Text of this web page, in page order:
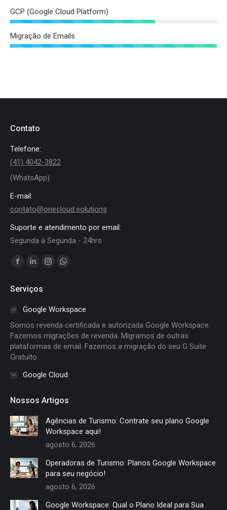
GCP (Google Cloud Platform)
Migração de Emails
Contato
Telefone:
(41) 4042-3822
(WhatsApp)
E-mail:
contato@onecloud.solutions
Suporte e atendimento por email:
Segunda à Segunda - 24hrs
Encontre-nos em:
Facebook
opens
window
Linkedin
opens
in
window
Instagram
in
window
Whatsapp
in
window
Serviços
Google Workspace
Somos revenda certificada e autorizada Google Workspace.
Fazemos migrações de revenda. Migramos de outras
plataformas de email. Fazemos a migração do seu G Suite
Gratuito.
Google Cloud
Nossos Artigos
Agências de Turismo: Contrate seu plano Google
Workspace aqui!
agosto 6, 2026
Operadoras de Turismo: Planos Google Workspace
para seu negócio!
agosto 6, 2026
Google Workspace: Qual o Plano Ideal para Sua